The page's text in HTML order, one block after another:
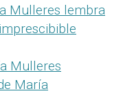
Mulleres lembra
Mulleres
María